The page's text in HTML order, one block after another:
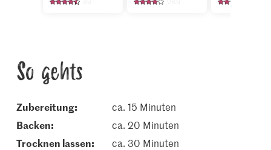
So gehts
Zubereitung:
ca. 15 Minuten
backen:
ca. 20 Minuten
trocknen lassen:
ca. 30 Minuten